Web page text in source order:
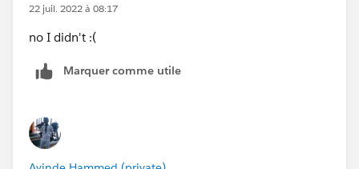
22 juil. 2022 à 08:17
no I didn't :(
Marquer comme utile